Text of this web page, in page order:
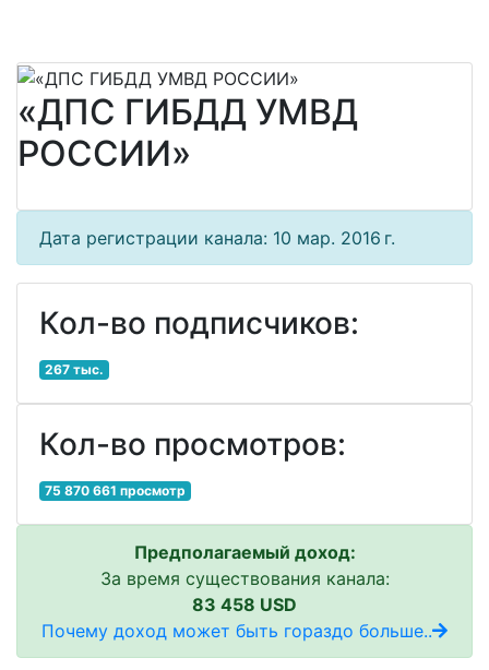
«ДПС ГИБДД УМВД
РОССИИ»
Дата регистрации канала: 10 мар. 2016 г.
Кол-во подписчиков:
267 тыс.
Кол-во просмотров:
75 870 661 просмотр
Предполагаемый доход:
За время существования канала:
83 458 USD
Почему доход может быть гораздо больше..